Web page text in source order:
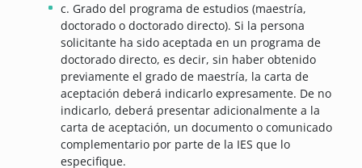
c. Grado del programa de estudios (maestría,
doctorado o doctorado directo). Si la persona
solicitante ha sido aceptada en un programa de
doctorado directo, es decir, sin haber obtenido
previamente el grado de maestría, la carta de
aceptación deberá indicarlo expresamente. De no
indicarlo, deberá presentar adicionalmente a la
carta de aceptación, un documento o comunicado
complementario por parte de la IES que lo
especifique.